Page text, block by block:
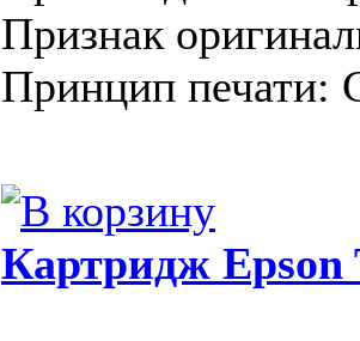
Признак
Принцип печати:
Картридж Epson